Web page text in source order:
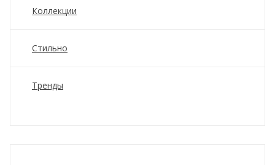
Коллекции
Стильно
Тренды